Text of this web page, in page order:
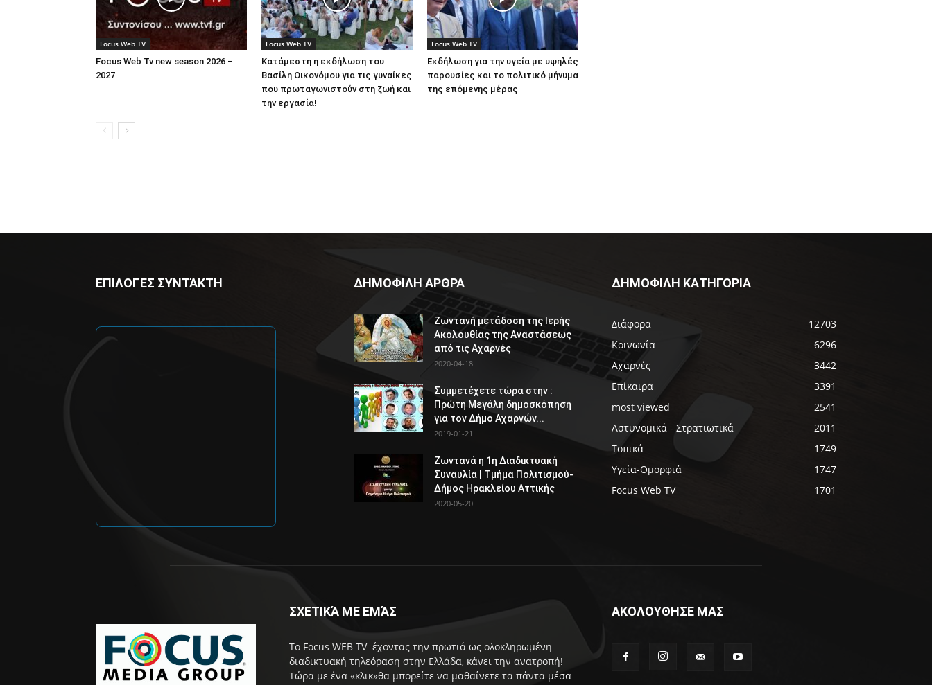
Focus Web TV
Focus Web Tv new season 2026 –
2027
Focus Web TV
Κατάμεστη η εκδήλωση του
Βασίλη Οικονόμου για τις γυναίκες
που πρωταγωνιστούν στη ζωή και
την εργασία!
Focus Web TV
Εκδήλωση για την υγεία με υψηλές
παρουσίες και το πολιτικό μήνυμα
της επόμενης μέρας
ΕΠΙΛΟΓΈΣ ΣΥΝΤΆΚΤΗ ΔΗΜΟΦΙΛΗ ΑΡΘΡΑ
Ζωντανή μετάδοση της Ιερής
Ακολουθίας της Αναστάσεως
από τις Αχαρνές
2020-04-18
Συμμετέχετε τώρα στην :
Πρώτη Μεγάλη δημοσκόπηση
για τον Δήμο Αχαρνών...
2019-01-21
Ζωντανά η 1η Διαδικτυακή
Συναυλία | Τμήμα Πολιτισμού-
Δήμος Ηρακλείου Αττικής
2020-05-20
ΔΗΜΟΦΙΛΗ ΚΑΤΗΓΟΡΙΑ
Διάφορα
12703
Κοινωνία
6296
Αχαρνές
3442
Επίκαιρα
3391
most viewed
2541
Αστυνομικά - Στρατιωτικά
2011
Τοπικά
1749
Υγεία-Ομορφιά
1747
Focus Web TV
1701
ΣΧΕΤΙΚΆ ΜΕ ΕΜΆΣ
Το Focus WEB TV έχοντας την πρωτιά ως ολοκληρωμένη
διαδικτυακή τηλεόραση στην Ελλάδα, κάνει την ανατροπή!
Τώρα με ένα «κλικ»θα μπορείτε να μαθαίνετε τα πάντα μέσα
ΑΚΟΛΟΥΘΗΣΕ ΜΑΣ